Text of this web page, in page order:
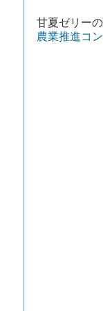
甘夏ゼリー
農業推進コ